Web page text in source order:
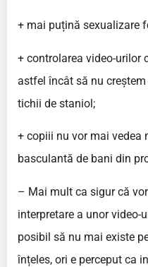
+ mai puțină sexualizare
+ controlarea video-urilor
astfel încât să nu
tichii de staniol;
+ copiii nu vor mai vedea
basculantă de bani din
– Mai mult ca sigur că
interpretare a unor video-
posibil să nu mai existe
înțeles, ori e perceput ca